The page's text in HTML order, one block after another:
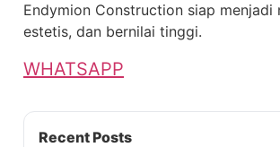
Endymion Construction siap
estetis, dan bernilai tinggi.
WHATSAPP
Recent Posts